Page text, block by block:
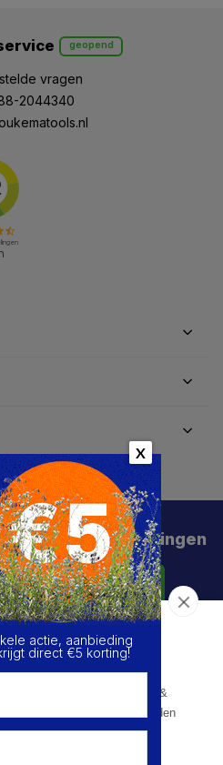
geopend
vragen
2044340
deals en kortingen
Abonneer
deze website
om gegevens m.b.t. de
deze website te verzamelen &
aan te bieden
te verbeteren en
X
actie, aanbieding
direct €5 korting!